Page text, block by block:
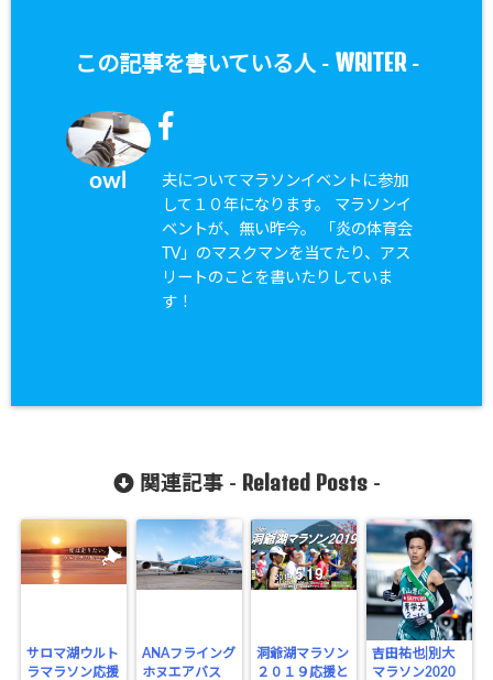
この記事を書いている人 - WRITER-
owl
夫についてマラソンイベントに参加
して１０年になります。 マラソンイ
ベントが、無い昨今。 「炎の体育会
TV」のマスクマンを当てたり、アス
リートのことを書いたりしていま
す！
関連記事 - Related Posts-
サロマ湖ウルト
ラマラソン応援
ANAフライング
ホヌエアバス
洞爺湖マラソン
２０１９応援と
吉田祐也|別大
マラソン2020